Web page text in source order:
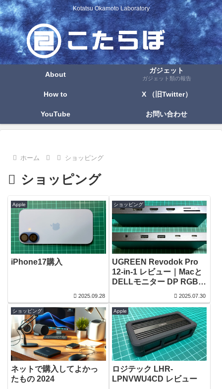
Kotatsu Okamoto Laboratory
About ガジェット
ガジェット類の報告
How to X （旧Twitter）
YouTube お問い合わせ
ホーム ショッピング
ショッピング
Apple
iPhone17購入
2025.09.28
ショッピング
UGREEN Revodok Pro
12-in-1 レビュー｜Macと
DELLモニター DP RGB問
2025.07.30
ショッピング
ネットで購入してよかっ
たもの 2024
Apple
ロジテック LHR-
LPNVWU4CD レビュー